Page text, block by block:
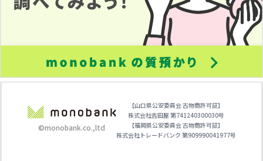
©monobank.co.,ltd
【山口県公安委員会 古物商許可証】
株式会社吉田屋 第741240300030号
【福岡県公安委員会 古物商許可証】
株式会社トレードバンク 第909990041977号